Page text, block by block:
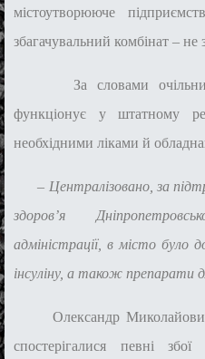
містоутворююче
збагачувальний комбінат –
За словами очільника
функціонує у штатному
необхідними ліками й
– Централізовано, за
здоров’я
адміністрації, в місто було
інсуліну, а також препарати
Олександр Миколайович
спостерігалися певні збої